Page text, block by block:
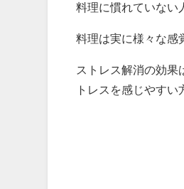
料理に慣れていない
料理は実に様々な感
ストレス解消の効果
トレスを感じやすい